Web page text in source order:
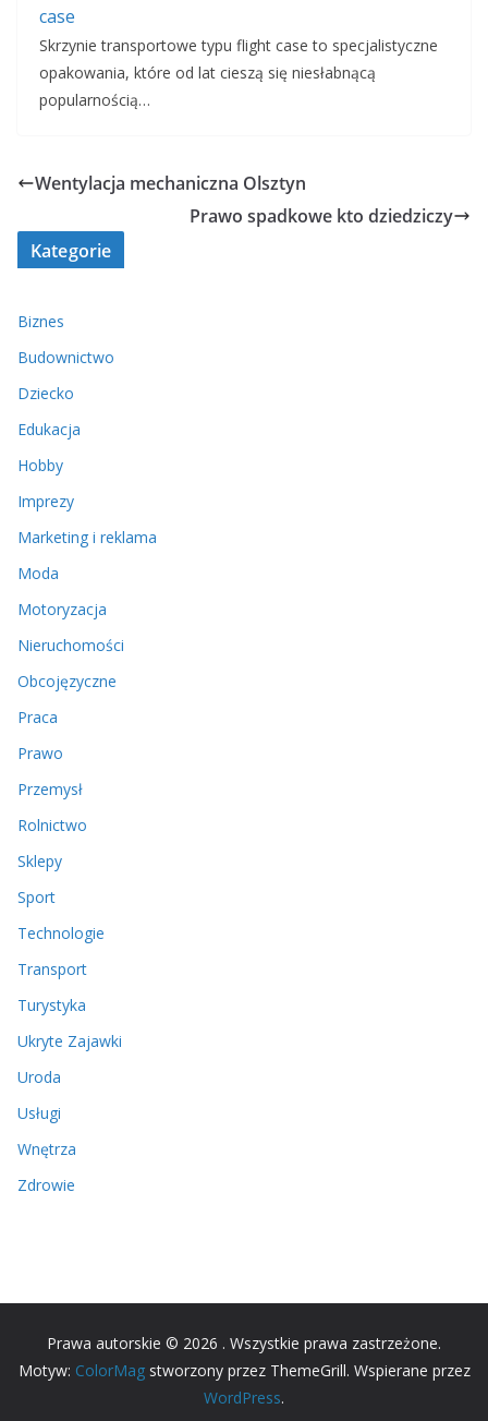
case
Skrzynie transportowe typu flight case to specjalistyczne
opakowania, które od lat cieszą się niesłabnącą
popularnością…
Wentylacja mechaniczna Olsztyn
Prawo spadkowe kto dziedziczy
Kategorie
Biznes
Budownictwo
Dziecko
Edukacja
Hobby
Imprezy
Marketing i reklama
Moda
Motoryzacja
Nieruchomości
Obcojęzyczne
Praca
Prawo
Przemysł
Rolnictwo
Sklepy
Sport
Technologie
Transport
Turystyka
Ukryte Zajawki
Uroda
Usługi
Wnętrza
Zdrowie
Prawa autorskie © 2026 . Wszystkie prawa zastrzeżone.
Motyw: ColorMagstworzony przez ThemeGrill. Wspierane przez
WordPress.